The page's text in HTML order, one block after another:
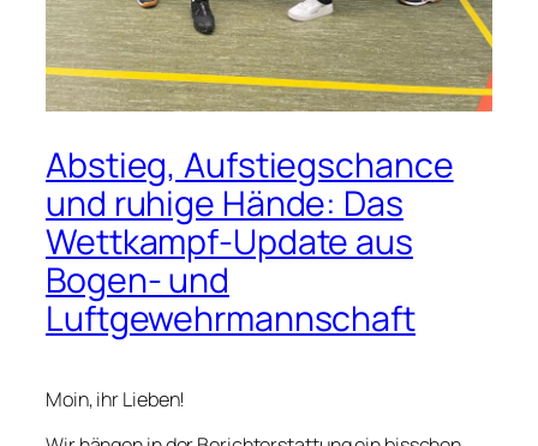
Abstieg, Aufstiegschance
und ruhige Hände: Das
Wettkampf-Update aus
Bogen- und
Luftgewehrmannschaft
Moin, ihr Lieben!